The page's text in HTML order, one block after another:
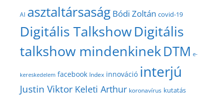
AI asztaltársaság Bódi Zoltán covid-19
Digitális TalkshowDigitális
talkshow mindenkinekDTM e-
kereskedelem facebook Index innováció interjú
Justin Viktor Keleti Arthur koronavírus kutatás